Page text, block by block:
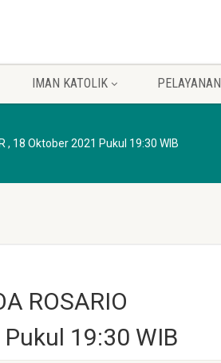
IMAN KATOLIK PELAYANAN
, 18 Oktober 2021 Pukul 19:30 WIB
ROSARIO
19:30 WIB